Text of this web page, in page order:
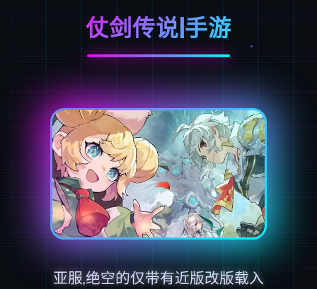
仗剑传说|手游
亚服,绝空的仅带有近版改版载入